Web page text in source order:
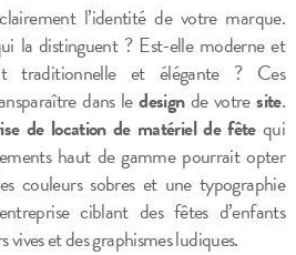
l’identité de votre marque.
la distinguent ? Est-elle moderne et
traditionnelle et élégante ? Ces
dans ledesignde votresite.
de location de matériel de fêtequi
haut de gamme pourrait opter
couleurs sobres et une typographie
ciblant des fêtes d’enfants
et des graphismes ludiques.